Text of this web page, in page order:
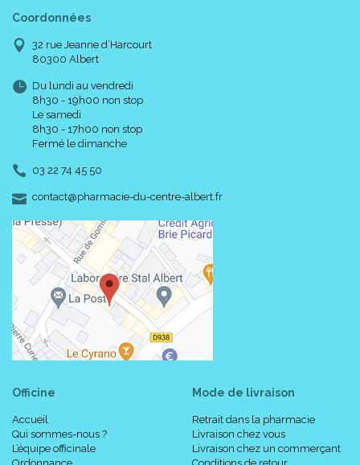
Coordonnées
32 rue Jeanne d’Harcourt
80300 Albert
Du lundi au vendredi
8h30 - 19h00 non stop
Le samedi
8h30 - 17h00 non stop
Fermé le dimanche
03 22 74 45 50
contact-
@-
pharmacie-du-centre-albert.fr
Officine
Accueil
Qui sommes-nous ?
L’équipe officinale
Mode de livraison
Retrait dans la pharmacie
Livraison chez vous
Livraison chez un commerçant